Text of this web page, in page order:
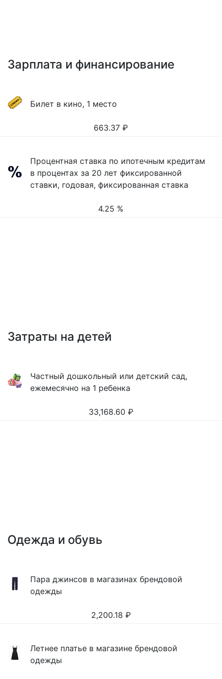
Зарплата и финансирование
Билет в кино, 1 место
663.37 ₽
Процентная ставка по ипотечным кредитам
в процентах за 20 лет фиксированной
ставки, годовая, фиксированная ставка
4.25 %
Затраты на детей
Частный дошкольный или детский сад,
ежемесячно на 1 ребенка
33,168.60 ₽
Одежда и обувь
Пара джинсов в магазинах брендовой
одежды
2,200.18 ₽
Летнее платье в магазине брендовой
одежды